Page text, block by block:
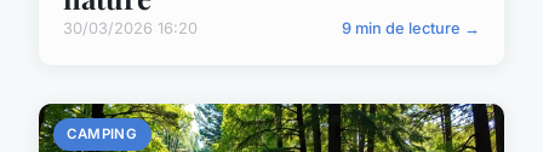
30/03/2026 16:20 9 min de lecture →
CAMPING